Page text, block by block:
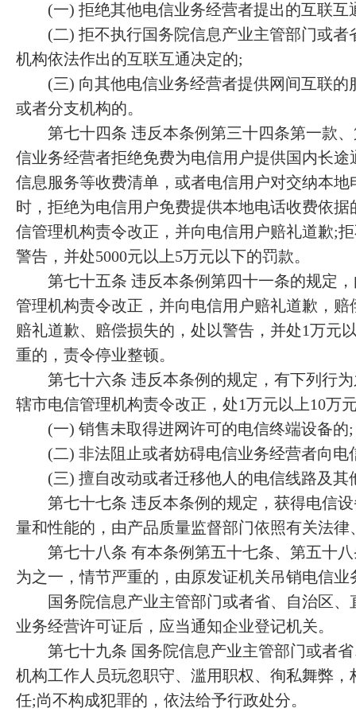
(一) 拒绝其他电信业务经营者提出的互联互
(二) 拒不执行国务院信息产业主管部门或者
机构依法作出的互联互通决定的;
(三) 向其他电信业务经营者提供网间互联的
或者分支机构的。
第七十四条 违反本条例第三十四条第一款、
信业务经营者拒绝免费为电信用户提供国内长
信息服务等收费清单，或者电信用户对交纳本
时，拒绝为电信用户免费提供本地电话收费依
信管理机构责令改正，并向电信用户赔礼道歉;
警告，并处5000元以上5万元以下的罚款。
第七十五条 违反本条例第四十一条的规定，
管理机构责令改正，并向电信用户赔礼道歉，
赔礼道歉、赔偿损失的，处以警告，并处1万元
重的，责令停业整顿。
第七十六条 违反本条例的规定，有下列行为
辖市电信管理机构责令改正，处1万元以上10万
(一) 销售未取得进网许可的电信终端设备的;
(二) 非法阻止或者妨碍电信业务经营者向电
(三) 擅自改动或者迁移他人的电信线路及其
第七十七条 违反本条例的规定，获得电信设
量和性能的，由产品质量监督部门依照有关法
第七十八条 有本条例第五十七条、第五十八
为之一，情节严重的，由原发证机关吊销电信业
国务院信息产业主管部门或者省、自治区、
业务经营许可证后，应当通知企业登记机关。
第七十九条 国务院信息产业主管部门或者省
机构工作人员玩忽职守、滥用职权、徇私舞弊
任;尚不构成犯罪的，依法给予行政处分。